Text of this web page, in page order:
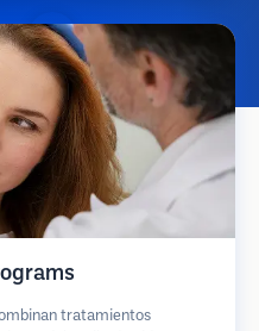
tratamientos